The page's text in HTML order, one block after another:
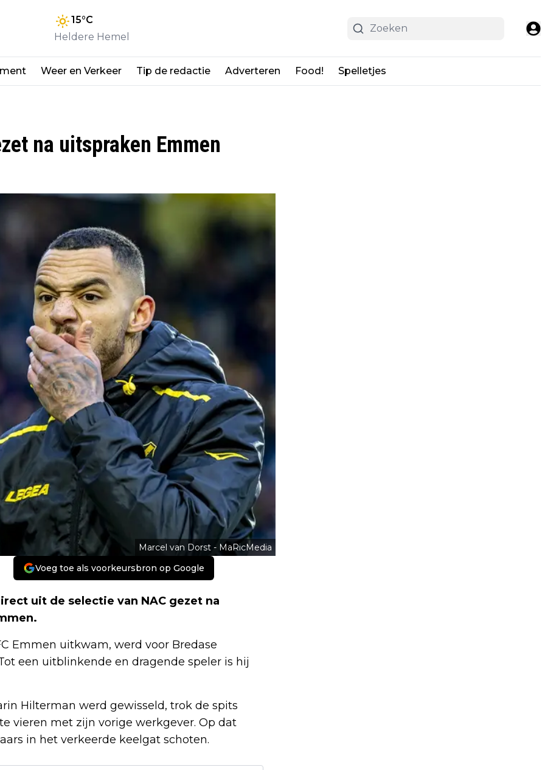
15°C
Heldere Hemel
Weer en Verkeer Tip de redactie Adverteren Food! Spelletjes
na uitspraken Emmen
Marcel van Dorst - MaRicMedia
Voeg toe als voorkeursbron op Google
uit de selectie van NAC gezet na
Emmen uitkwam, werd voor Bredase
een uitblinkende en dragende speler is hij
Hilterman werd gewisseld, trok de spits
vieren met zijn vorige werkgever. Op dat
in het verkeerde keelgat schoten.